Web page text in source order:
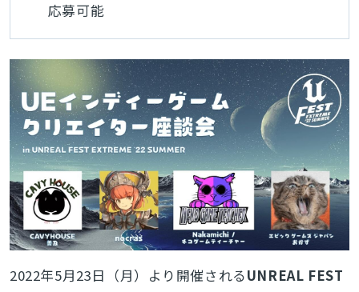
応募可能
2022年5月23日（月）より開催されるUNREAL FEST